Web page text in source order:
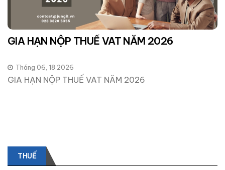
THUẾ
GIA HẠN NỘP THUẾ VAT NĂM 2026
Tháng 06, 18 2026
GIA HẠN NỘP THUẾ VAT NĂM 2026